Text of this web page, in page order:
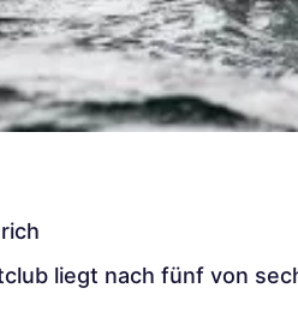
liegt nach fünf von